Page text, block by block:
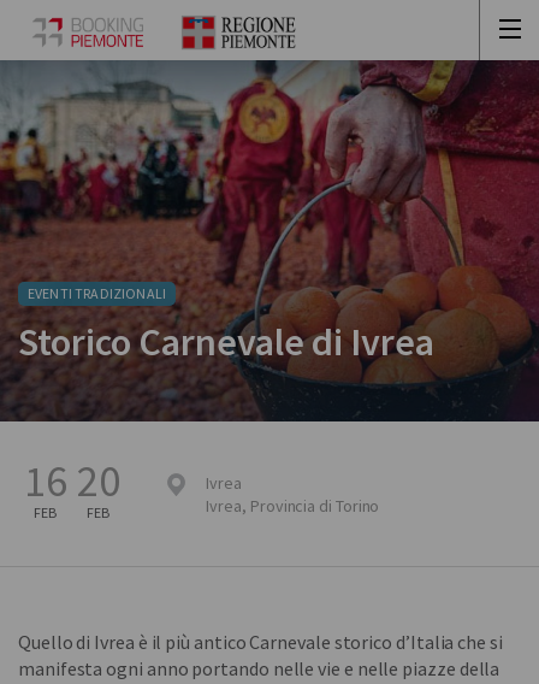
EVENTI TRADIZIONALI
Storico Carnevale di Ivrea
16
FEB
20
FEB
Ivrea
Ivrea, Provincia di Torino
Quello di Ivrea è il più antico Carnevale storico d’Italia che si
manifesta ogni anno portando nelle vie e nelle piazze della